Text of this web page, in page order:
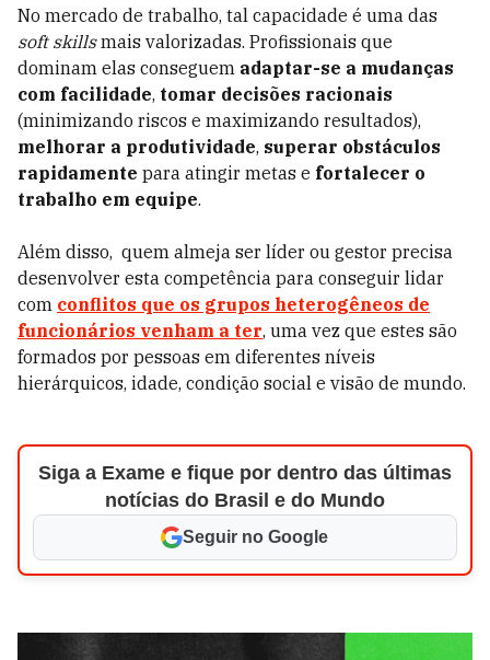
No mercado de trabalho, tal capacidade é uma das
soft skillsmais valorizadas. Profissionais que
dominam elas conseguem adaptar-se a mudanças
com facilidade, tomar decisões racionais
(minimizando riscos e maximizando resultados),
melhorar a produtividade, superar obstáculos
rapidamente para atingir metas e fortalecer o
trabalho em equipe.
Além disso, quem almeja ser líder ou gestor precisa
desenvolver esta competência para conseguir lidar
com conflitos que os grupos heterogêneos de
funcionários venham a ter, uma vez que estes são
formados por pessoas em diferentes níveis
hierárquicos, idade, condição social e visão de mundo.
Siga a Exame e fique por dentro das últimas
notícias do Brasil e do Mundo
Seguir no Google